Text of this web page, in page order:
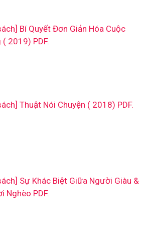
Bí Quyết Đơn Giản Hóa Cuộc
( 2019) PDF.
Thuật Nói Chuyện ( 2018) PDF.
Sự Khác Biệt Giữa Người Giàu &
Nghèo PDF.